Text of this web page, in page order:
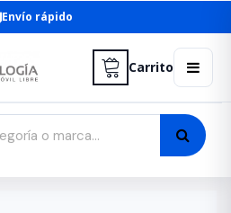
Envío rápido
Carrito